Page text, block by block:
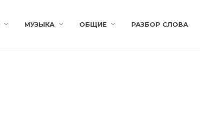
МУЗЫКА ОБЩИЕ РАЗБОР СЛОВА